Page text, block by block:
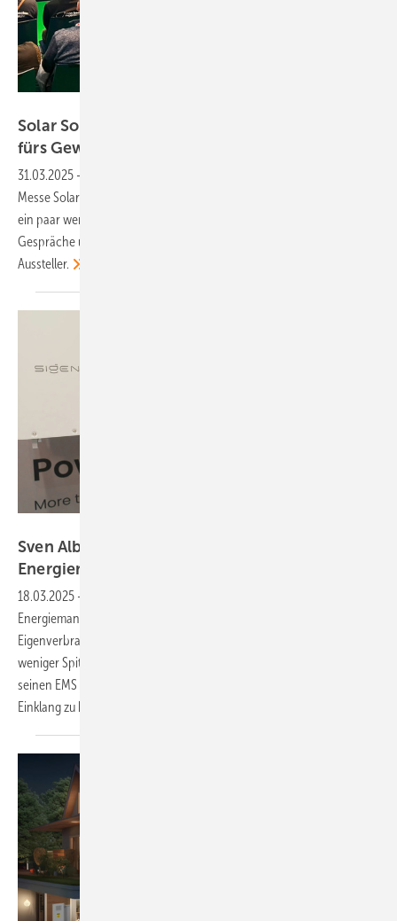
Solar Solutions Bremen 2025: mehr Speicher
fürs Gewerbe
31.03.2025 -
Messe Solar Solutions Bremen innovative Lösungen. Das sind zwar
ein paar weniger als bei der ersten Edition, aber die Qualität der
Gespräche und Kontakte sei durchgehend hoch, loben die
Aussteller.
Sven Albersmeier-Braun von Sigenergy: KI im
Energiemanagement
18.03.2025 -
Energiemanagementsysteme, kurz EMS, sind der Schlüssel zu mehr
Eigenverbrauch von Solarstrom, günstigem Strom aus dem Netz und
weniger Spitzenlasten in Gewerbe und Industrie. Sigenergy setzt in
seinen EMS auf KI, um Verbrauch und Erzeugung noch besser in
Einklang zu